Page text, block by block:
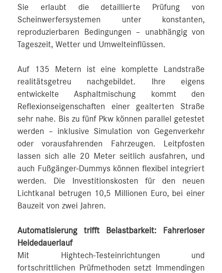
Sie erlaubt die detaillierte Prüfung von
Scheinwerfersystemen unter konstanten,
reproduzierbaren Bedingungen – unabhängig von
Tageszeit, Wetter und Umwelteinflüssen.
Auf 135 Metern ist eine komplette Landstraße
realitätsgetreu nachgebildet. Ihre eigens
entwickelte Asphaltmischung kommt den
Reflexionseigenschaften einer gealterten Straße
sehr nahe. Bis zu fünf Pkw können parallel getestet
werden – inklusive Simulation von Gegenverkehr
oder vorausfahrenden Fahrzeugen. Leitpfosten
lassen sich alle 20 Meter seitlich ausfahren, und
auch Fußgänger-Dummys können flexibel integriert
werden. Die Investitionskosten für den neuen
Lichtkanal betrugen 10,5 Millionen Euro, bei einer
Bauzeit von zwei Jahren.
Automatisierung trifft Belastbarkeit: Fahrerloser
Heidedauerlauf
Mit Hightech-Testeinrichtungen und
fortschrittlichen Prüfmethoden setzt Immendingen